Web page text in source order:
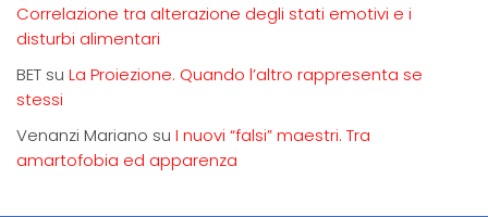
Correlazione tra alterazione degli stati emotivi e i
disturbi alimentari
BET su La Proiezione. Quando l’altro rappresenta se
stessi
Venanzi Mariano su I nuovi “falsi” maestri. Tra
amartofobia ed apparenza